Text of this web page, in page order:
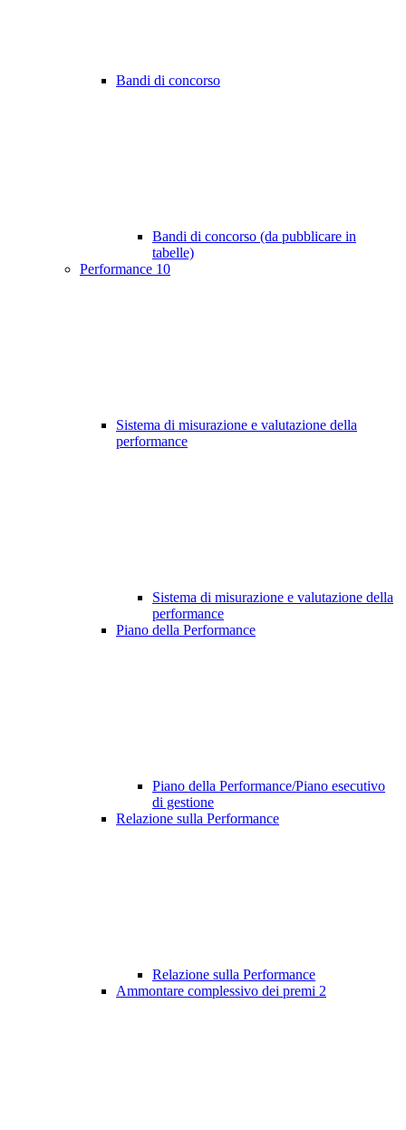
Bandi di concorso
Bandi di concorso (da pubblicare in
tabelle)
Performance 10
Sistema di misurazione e valutazione della
performance
Sistema di misurazione e valutazione della
performance
Piano della Performance
Piano della Performance/Piano esecutivo
di gestione
Relazione sulla Performance
Relazione sulla Performance
Ammontare complessivo dei premi 2